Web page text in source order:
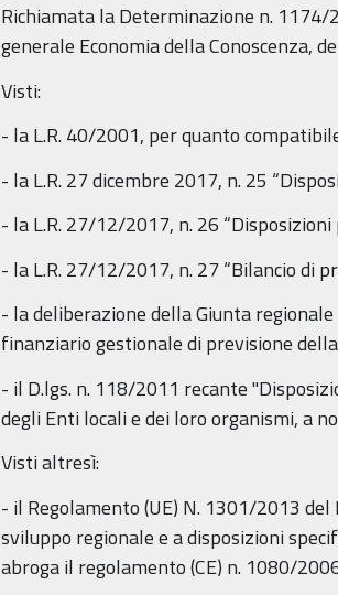
Richiamata la Determinazione n.
generale Economia della Conoscenza,
Visti:
- la L.R. 40/2001, per quanto
- la L.R. 27 dicembre 2017, n. 25
- la L.R. 27/12/2017, n. 26
- la L.R. 27/12/2017, n. 27 “Bilancio di
- la deliberazione della Giunta
finanziario gestionale di previsione
- il D.lgs. n. 118/2011 recante
degli Enti locali e dei loro organismi, a
Visti altresì:
- il Regolamento (UE) N. 1301/2013
sviluppo regionale e a disposizioni
abroga il regolamento (CE) n. 1080/